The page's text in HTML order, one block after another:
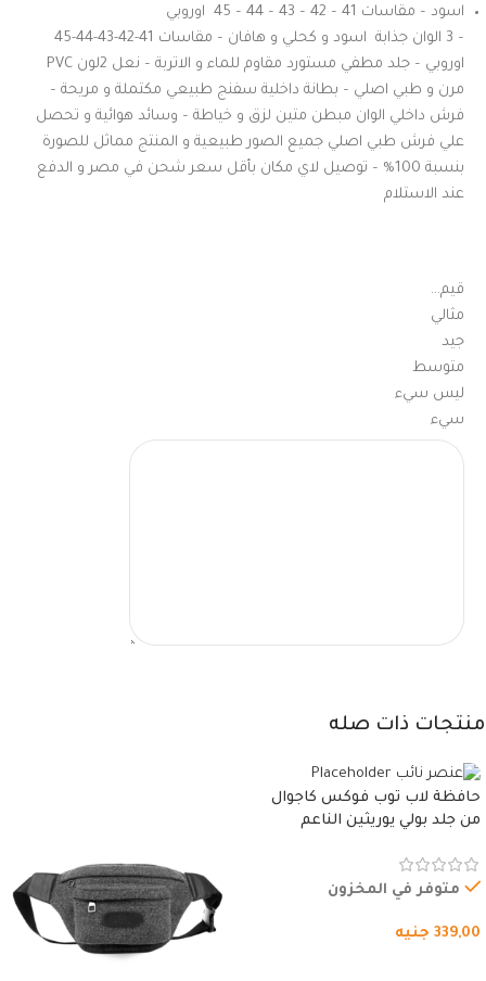
اسود – مقاسات 41 – 42 – 43 – 44 – 45 اوروبي
– 3 الوان جذابة اسود و كحلي و هافان – مقاسات 41-42-43-44-45
اوروبي – جلد مطفي مستورد مقاوم للماء و الاتربة – نعل 2لون PVC
مرن و طبي اصلي – بطانة داخلية سفنج طبيعي مكتملة و مريحة –
فرش داخلي الوان مبطن متين لزق و خياطة – وسائد هوائية و تحصل
علي فرش طبي اصلي جميع الصور طبيعية و المنتج مماثل للصورة
بنسبة 100% – توصيل لاي مكان بأقل سعر شحن في مصر و الدفع
عند الاستلام
قيم…
مثالي
جيد
متوسط
ليس سيء
سيء
منتجات ذات صله
حافظة لاب توب فوكس كاجوال
من جلد بولي يوريثين الناعم
وسوستة.
متوفر في المخزون
339,00 جنيه